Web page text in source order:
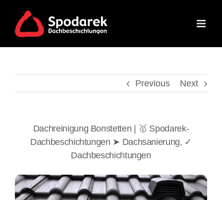
content
Previous Next
Dachreinigung Bonstetten | 🥇 Spodarek-
Dachbeschichtungen ➤ Dachsanierung, ✓
Dachbeschichtungen